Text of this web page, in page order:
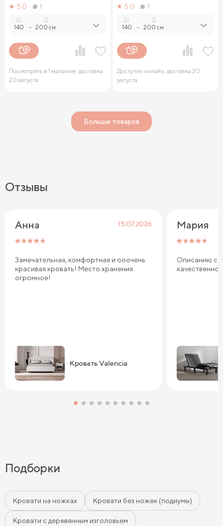
5.0
1
Ш.
140 -
Д.
200 см.
Посмотреть в 1 магазине, доставка
20 августа
5.0
1
Ш.
140 -
Д.
200 см.
Доступно онлайн, доставка 20
августа
Больше товаров
Отзывы
Анна 15.07.2026
Замечательная, комфортная и ооочень
красивая кровать! Место хранения
огромное!
Кровать Valencia
Мария
Описанию
качественно
Подборки
Кровати на ножках Кровати без ножек (подиумы)
Кровати с деревянным изголовьем